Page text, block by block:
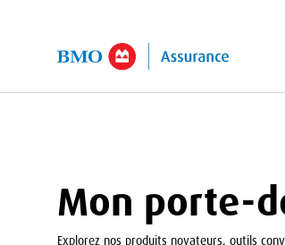
Mon porte-
Explorez nos produits novateurs, outils